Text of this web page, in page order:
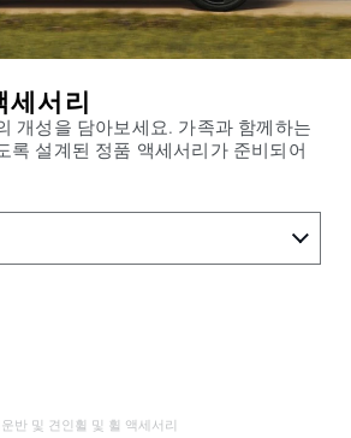
세서리
개성을 담아보세요. 가족과 함께하는
록 설계된 정품 액세서리가 준비되어
운반 및 견인휠 및 휠 액세서리